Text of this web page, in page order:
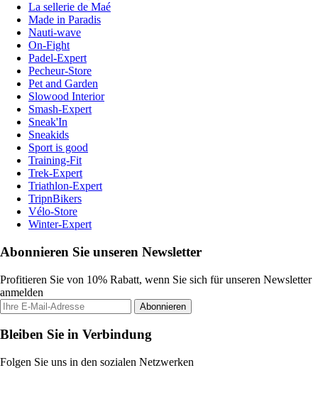
La sellerie de Maé
Made in Paradis
Nauti-wave
On-Fight
Padel-Expert
Pecheur-Store
Pet and Garden
Slowood Interior
Smash-Expert
Sneak'In
Sneakids
Sport is good
Training-Fit
Trek-Expert
Triathlon-Expert
TripnBikers
Vélo-Store
Winter-Expert
Abonnieren Sie unseren Newsletter
Profitieren Sie von 10% Rabatt, wenn Sie sich für unseren Newsletter
anmelden
Abonnieren
Bleiben Sie in Verbindung
Folgen Sie uns in den sozialen Netzwerken